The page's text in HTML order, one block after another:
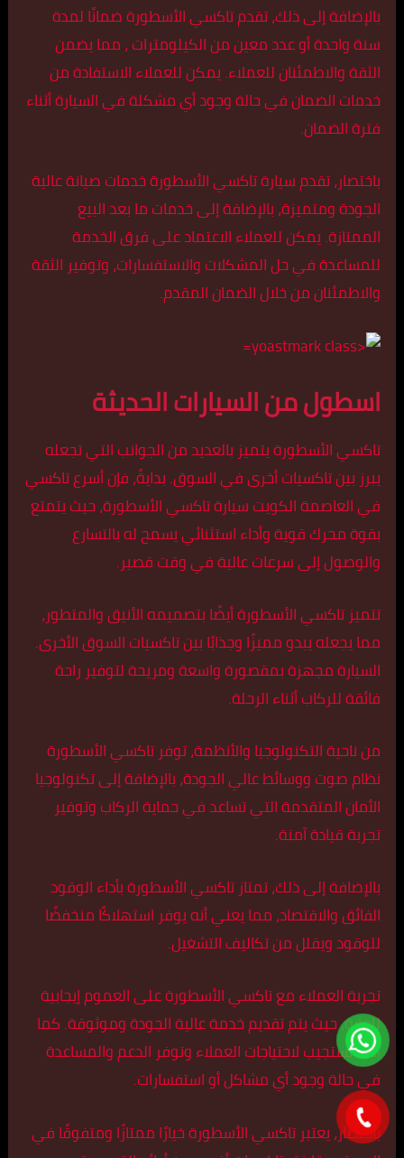
بالإضافة إلى ذلك، تقدم تاكسي الأسطورة ضمانًا لمدة
سنة واحدة أو عدد معين من الكيلومترات ، مما يضمن
الثقة والاطمئنان للعملاء. يمكن للعملاء الاستفادة من
خدمات الضمان في حالة وجود أي مشكلة في السيارة أثناء
فترة الضمان.
باختصار، تقدم سيارة تاكسي الأسطورة خدمات صيانة عالية
الجودة ومتميزة، بالإضافة إلى خدمات ما بعد البيع
الممتازة. يمكن للعملاء الاعتماد على فرق الخدمة
للمساعدة في حل المشكلات والاستفسارات، وتوفير الثقة
والاطمئنان من خلال الضمان المقدم.
اسطول من السيارات الحديثة
تاكسي الأسطورة يتميز بالعديد من الجوانب التي تجعله
يبرز بين تاكسيات أخرى في السوق. بدايةً، فإن أسرع تاكسي
في العاصمة الكويت سيارة تاكسي الأسطورة، حيث يتمتع
بقوة محرك قوية وأداء استثنائي يسمح له بالتسارع
والوصول إلى سرعات عالية في وقت قصير.
تتميز تاكسي الأسطورة أيضًا بتصميمه الأنيق والمتطور،
مما يجعله يبدو مميزًا وجذابًا بين تاكسيات السوق الأخرى.
السيارة مجهزة بمقصورة واسعة ومريحة لتوفير راحة
فائقة للركاب أثناء الرحلة.
من ناحية التكنولوجيا والأنظمة، توفر تاكسي الأسطورة
نظام صوت ووسائط عالي الجودة، بالإضافة إلى تكنولوجيا
الأمان المتقدمة التي تساعد في حماية الركاب وتوفير
تجربة قيادة آمنة.
بالإضافة إلى ذلك، تمتاز تاكسي الأسطورة بأداء الوقود
الفائق والاقتصاد، مما يعني أنه يوفر استهلاكًا منخفضًا
للوقود ويقلل من تكاليف التشغيل.
تجربة العملاء مع تاكسي الأسطورة على العموم إيجابية
للغاية، حيث يتم تقديم خدمة عالية الجودة وموثوقة. كما
أنها تستجيب لاحتياجات العملاء وتوفر الدعم والمساعدة
في حالة وجود أي مشاكل أو استفسارات.
باختصار، يعتبر تاكسي الأسطورة خيارًا ممتازًا ومتفوقًا في